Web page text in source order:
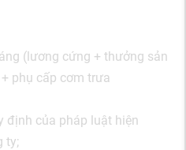
(lương cứng + thưởng sản
phụ cấp cơm trưa
định của pháp luật hiện
ty;